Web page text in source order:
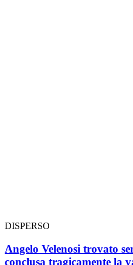
DISPERSO
Angelo Velenosi trovato
conclusa tragicamente la